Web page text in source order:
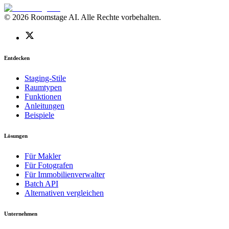
© 2026 Roomstage AI. Alle Rechte vorbehalten.
Entdecken
Staging-Stile
Raumtypen
Funktionen
Anleitungen
Beispiele
Lösungen
Für Makler
Für Fotografen
Für Immobilienverwalter
Batch API
Alternativen vergleichen
Unternehmen